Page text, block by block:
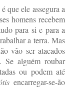
ele assegura a
homens recebem
para si e para a
a terra. Mas
vão ser atacados
Se alguém roubar
ou podem até
encarregar-se-ão